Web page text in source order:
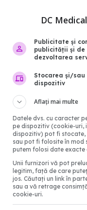
DC
Publicitate și
publicității și de
dezvoltarea
Stocarea și/sau
dispozitiv
Aflați mai multe
Datele dvs. cu caracter
pe dispozitiv (cookie-uri,
dispozitiv) pot fi stocate,
sau pot fi folosite în mod
putem folosi date
Unii furnizori vă pot
legitim, față de care
jos. Căutați un link în
sau a vă retrage
cookie-uri.